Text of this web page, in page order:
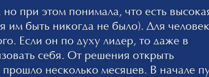
при этом понимала, что есть
им быть никогда не было). Для
Если он по духу лидер, то даже в
себя. От решения открыть
несколько месяцев. В начале